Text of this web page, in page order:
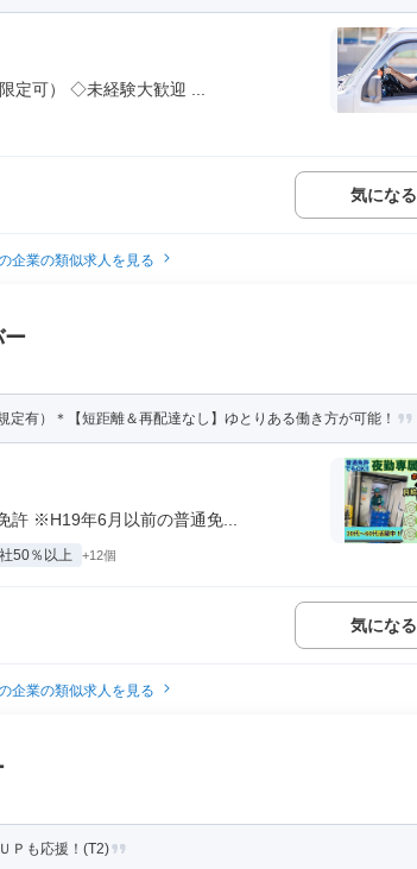
定可） ◇未経験大歓迎 ...
気になる
企業の類似求人を見る
ー
有）＊【短距離＆再配達なし】ゆとりある働き方が可能！
許 ※H19年6月以前の普通免...
50％以上 +12個
気になる
企業の類似求人を見る
Ｐも応援！(T2)